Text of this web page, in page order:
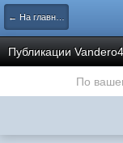
← На главную
Публикации
По